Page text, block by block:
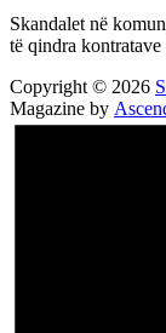
Skandalet në
të qindra
Copyright © 2026
Magazine by